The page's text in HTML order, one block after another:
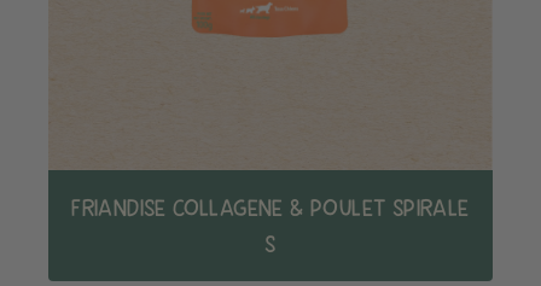
FRIANDISE COLLAGENE & POULET SPIRALE
S